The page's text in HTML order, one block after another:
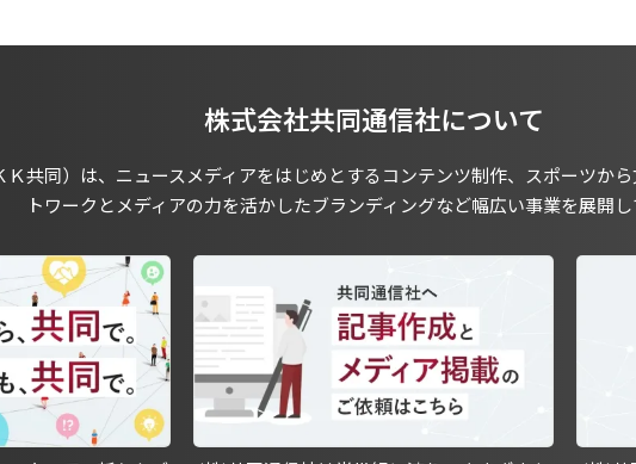
株式会社共同通信社について
共同）は、ニュースメディアをはじめとするコンテンツ制作、スポーツか
トワークとメディアの力を活かしたブランディングなど幅広い事業を展開し